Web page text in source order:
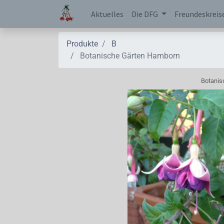
Aktuelles Die DFG
Produkte
B
Botanische Gärten Hamborn